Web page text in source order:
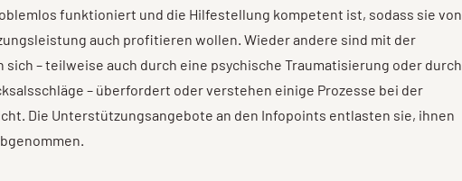
funktioniert und die Hilfestellung kompetent ist, sodass sie von
auch profitieren wollen. Wieder andere sind mit der
sich – teilweise auch durch eine psychische Traumatisierung oder durch
– überfordert oder verstehen einige Prozesse bei der
Die Unterstützungsangebote an den Infopoints entlasten sie, ihnen